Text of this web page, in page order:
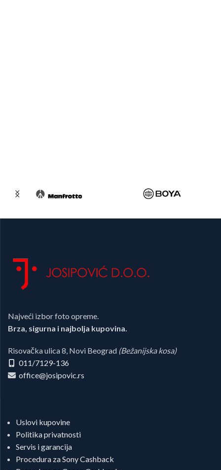
Najveći izbor foto opreme.
Brza, sigurna i najbolja kupovina.
Risovačka ulica 8, Novi Beograd (Bežanijska kosa)
011/7129-136
office@josipovic.rs
Uslovi kupovine
Politika privatnosti
Servis i garancija
Procedura za Sony Cashback